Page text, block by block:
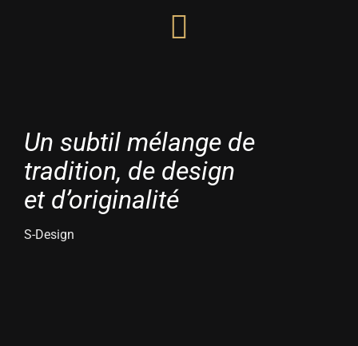
Un subtil mélange de
tradition, de design
et d’originalité
S-Design